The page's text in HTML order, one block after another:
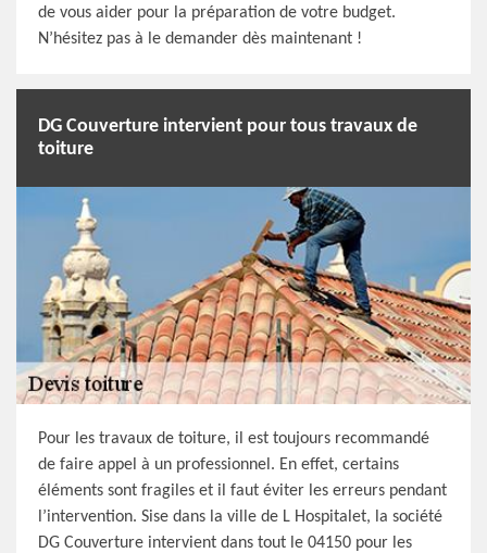
de vous aider pour la préparation de votre budget.
N’hésitez pas à le demander dès maintenant !
DG Couverture intervient pour tous travaux de
toiture
Pour les travaux de toiture, il est toujours recommandé
de faire appel à un professionnel. En effet, certains
éléments sont fragiles et il faut éviter les erreurs pendant
l’intervention. Sise dans la ville de L Hospitalet, la société
DG Couverture intervient dans tout le 04150 pour les